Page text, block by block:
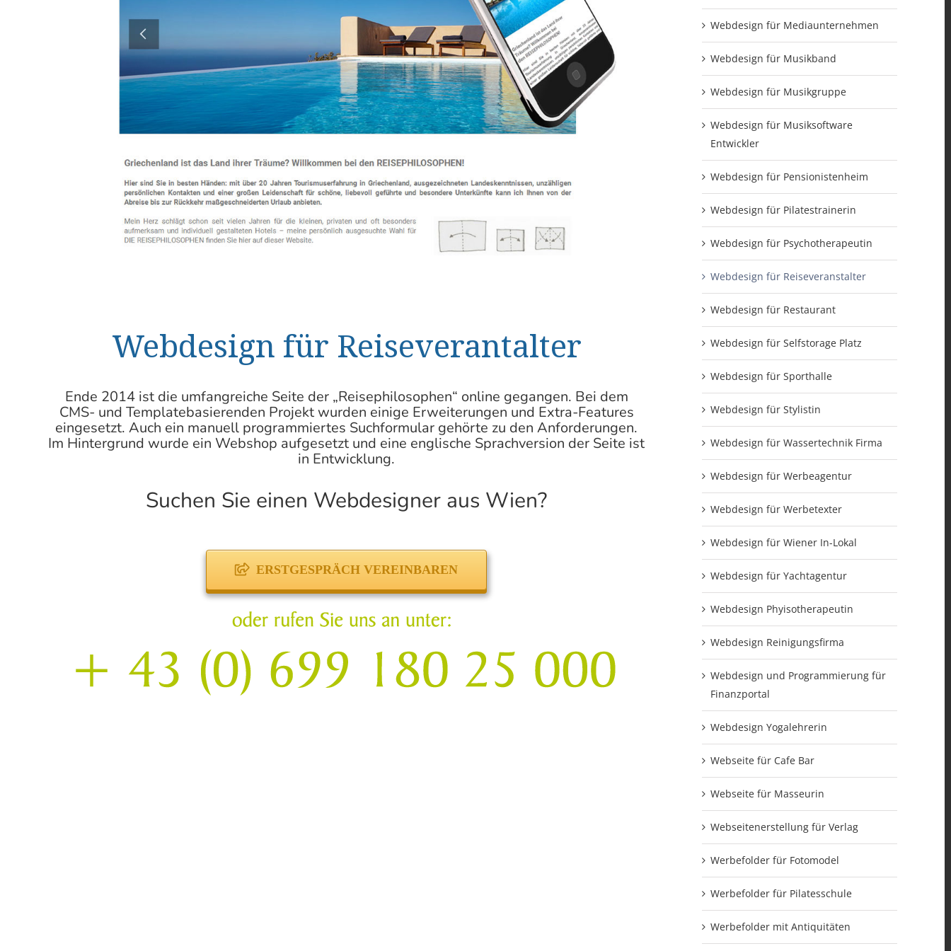
Webdesign für Reiseverantalter
Ende 2014 ist die umfangreiche Seite der „Reisephilosophen“ online gegangen. Bei dem
CMS- und Templatebasierenden Projekt wurden einige Erweiterungen und Extra-Features
eingesetzt. Auch ein manuell programmiertes Suchformular gehörte zu den Anforderungen.
Im Hintergrund wurde ein Webshop aufgesetzt und eine englische Sprachversion der Seite ist
in Entwicklung.
Suchen Sie einen Webdesigner aus Wien?
ERSTGESPRÄCH VEREINBAREN
Webdesign für Mediaunternehmen
Webdesign für Musikband
Webdesign für Musikgruppe
Webdesign für Musiksoftware
Entwickler
Webdesign für Pensionistenheim
Webdesign für Pilatestrainerin
Webdesign für Psychotherapeutin
Webdesign für Reiseveranstalter
Webdesign für Restaurant
Webdesign für Selfstorage Platz
Webdesign für Sporthalle
Webdesign für Stylistin
Webdesign für Wassertechnik Firma
Webdesign für Werbeagentur
Webdesign für Werbetexter
Webdesign für Wiener In-Lokal
Webdesign für Yachtagentur
Webdesign Phyisotherapeutin
Webdesign Reinigungsfirma
Webdesign und Programmierung für
Finanzportal
Webdesign Yogalehrerin
Webseite für Cafe Bar
Webseite für Masseurin
Webseitenerstellung für Verlag
Werbefolder für Fotomodel
Werbefolder für Pilatesschule
Werbefolder mit Antiquitäten